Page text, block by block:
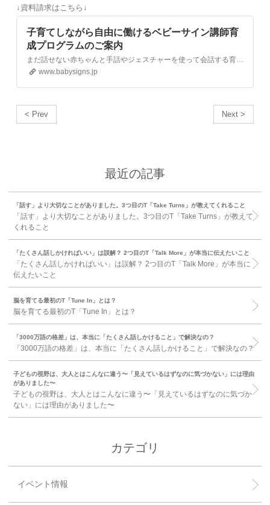
↓資料請求はこちら↓
子育てしながら自由に働けるベビーサイン講師育
成プログラムのご案内
まだ話せない赤ちゃんと手話やジェスチャーを使って会話する育児法、ベビーサインを推進する日本ベビーサイン協会のサイトです。
www.babysigns.jp
< Prev Next >
最近の記事
「話す」より大切なことがありました。3つ目のT「Take Turns」が教えてくれること
「話す」より大切なことがありました。3つ目のT「Take Turns」が教えて
くれること
「たくさん話しかければいい」は誤解？ 2つ目のT「Talk More」が本当に伝えたいこと
「たくさん話しかければいい」は誤解？ 2つ目のT「Talk More」が本当に
伝えたいこと
脳を育てる最初のT「Tune In」とは？
脳を育てる最初のT「Tune In」とは？
「3000万語の格差」は、本当に「たくさん話しかけること」で解決なの？
「3000万語の格差」は、本当に「たくさん話しかけること」で解決なの？
子どもの視野は、大人とはこんなに違う〜「見えているはずなのに気づかない」には理由
がありました〜
子どもの視野は、大人とはこんなに違う〜「見えているはずなのに気づか
ない」には理由がありました〜
カテゴリ
イベント情報